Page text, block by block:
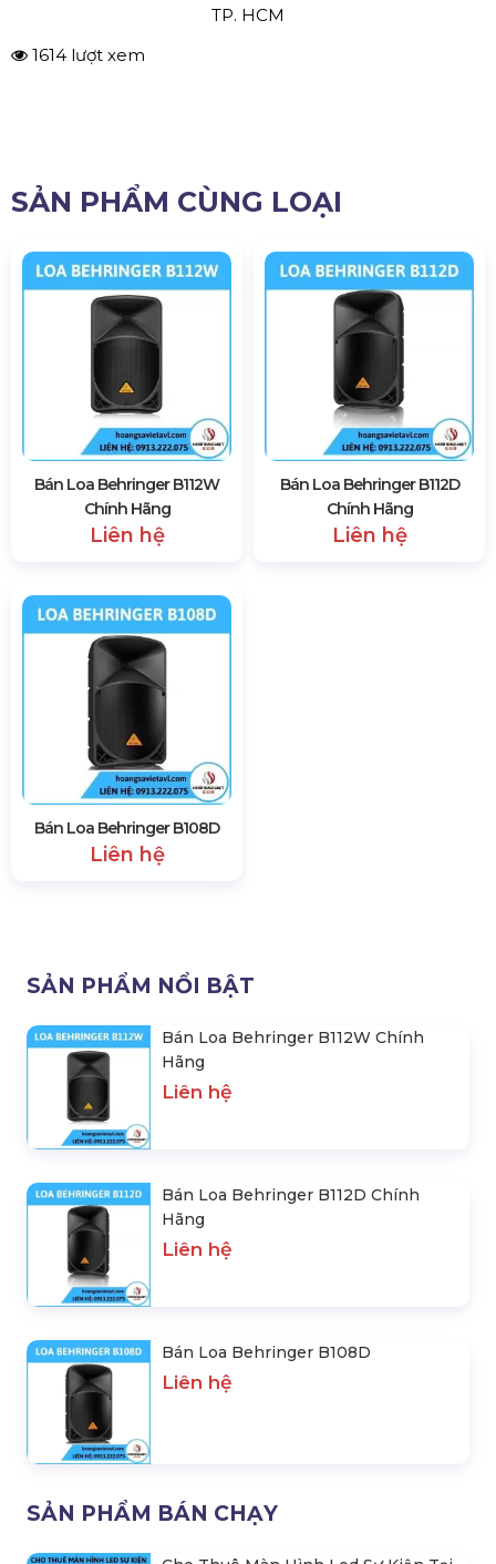
TP. HCM
1614 lượt xem
SẢN PHẨM CÙNG LOẠI
Bán Loa Behringer B112W
Chính Hãng
Liên hệ
Bán Loa Behringer B112D
Chính Hãng
Liên hệ
Bán Loa Behringer B108D
Liên hệ
SẢN PHẨM NỔI BẬT
Bán Loa Behringer B112W Chính
Hãng
Liên hệ
Bán Loa Behringer B112D Chính
Hãng
Liên hệ
Bán Loa Behringer B108D
Liên hệ
SẢN PHẨM BÁN CHẠY